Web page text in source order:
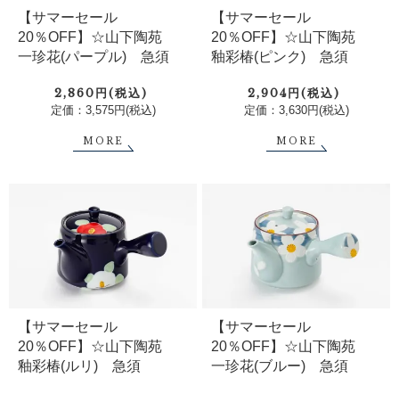
【サマーセール
20％OFF】☆山下陶苑
一珍花(パープル) 急須
2,860円(税込)
定価：3,575円(税込)
MORE
【サマーセール
20％OFF】☆山下陶苑
釉彩椿(ピンク) 急須
2,904円(税込)
定価：3,630円(税込)
MORE
【サマーセール
20％OFF】☆山下陶苑
釉彩椿(ルリ) 急須
【サマーセール
20％OFF】☆山下陶苑
一珍花(ブルー) 急須